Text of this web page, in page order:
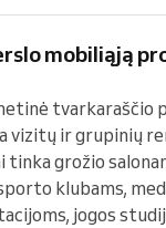
mobiliąją
tvarkaraščio
vizitų ir grupinių
tinka grožio
klubams,
jogos